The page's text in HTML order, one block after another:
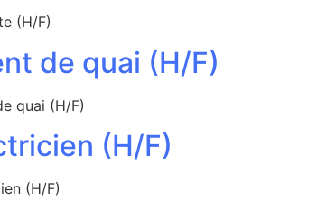
(H/F)
de quai (H/F)
quai (H/F)
(H/F)
(H/F)